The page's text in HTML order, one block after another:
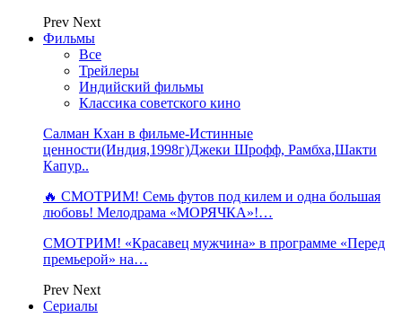
Prev Next
Фильмы
Все
Трейлеры
Индийский фильмы
Классика советского кино
Салман Кхан в фильме-Истинные
ценности(Индия,1998г)Джеки Шрофф, Рамбха,Шакти
Капур..
🔥 СМОТРИМ! Семь футов под килем и одна большая
любовь! Мелодрама «МОРЯЧКА»!…
СМОТРИМ! «Красавец мужчина» в программе «Перед
премьерой» на…
Prev Next
Сериалы